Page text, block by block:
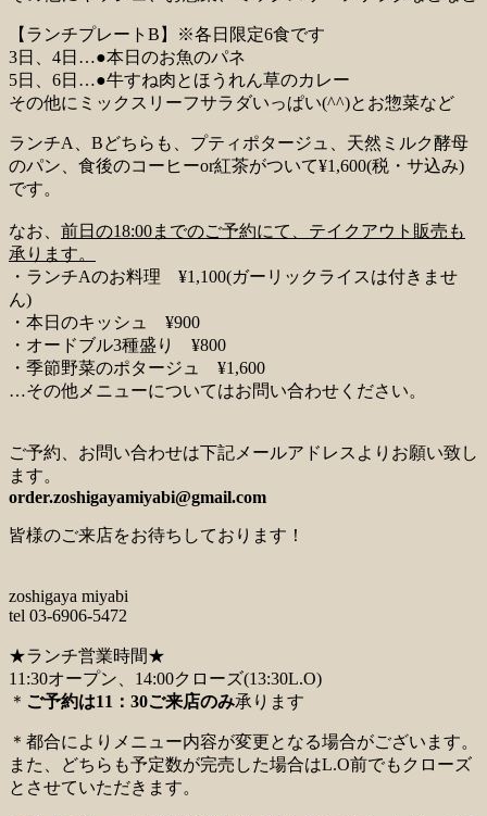
【ランチプレートB】※各日限定6食です
3日、4日…●本日のお魚のパネ
5日、6日…●牛すね肉とほうれん草のカレー
その他にミックスリーフサラダいっぱい(^^)とお惣菜など
ランチA、Bどちらも、プティポタージュ、天然ミルク酵母
のパン、食後のコーヒーor紅茶がついて¥1,600(税・サ込み)
です。
なお、 前日の18:00までのご予約にて、テイクアウト販売も
承ります。
・ランチAのお料理 ¥1,100(ガーリックライスは付きませ
ん)
・本日のキッシュ ¥900
・オードブル3種盛り ¥800
・季節野菜のポタージュ ¥1,600
…その他メニューについてはお問い合わせください。
ご予約、お問い合わせは下記メールアドレスよりお願い致し
ます。
order.zoshigayamiyabi@gmail.com
皆様のご来店をお待ちしております！
zoshigaya miyabi
tel 03-6906-5472
★ランチ営業時間★
11:30オープン、14:00クローズ(13:30L.O)
＊ ご予約は11：30ご来店のみ承ります
＊都合によりメニュー内容が変更となる場合がございます。
また、どちらも予定数が完売した場合はL.O前でもクローズ
とさせていただきます。